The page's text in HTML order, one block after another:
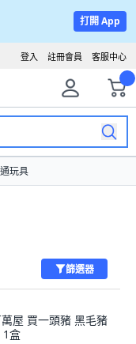
打開 App
客服中心
註冊會員
登入
玩具
篩選器
屋 買一頭豬 黑毛豬
1盒